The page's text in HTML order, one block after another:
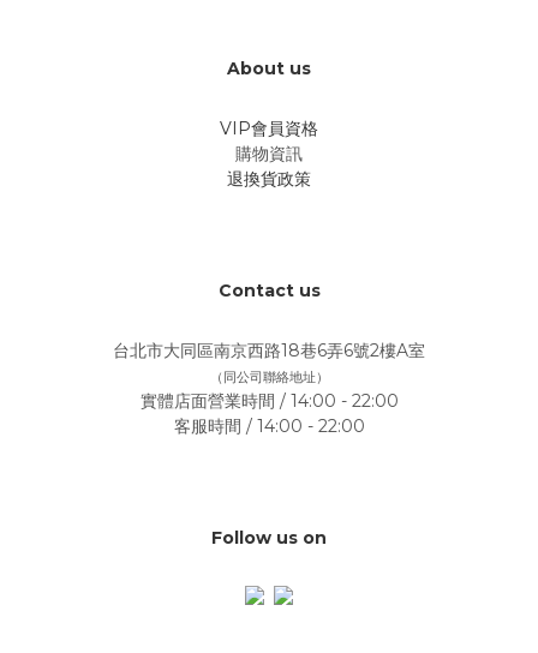
About us
VIP會員資格
購物資訊
退換貨政策
Contact us
台北市大同區南京西路18巷6弄6號2樓A室
（同公司聯絡地址）
實體店面營業時間 / 14:00 - 22:00
客服時間 / 14:00 - 22:00
Follow us on